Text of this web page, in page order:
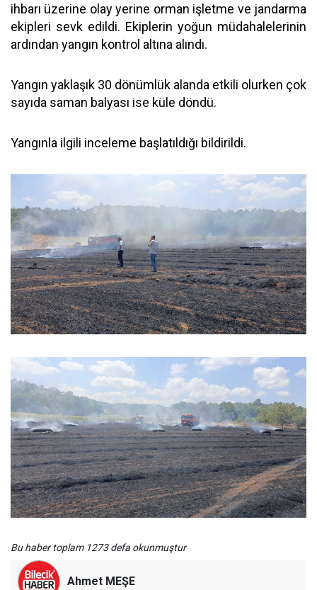
ihbarı üzerine olay yerine orman işletme ve jandarma
ekipleri sevk edildi. Ekiplerin yoğun müdahalelerinin
ardından yangın kontrol altına alındı.
Yangın yaklaşık 30 dönümlük alanda etkili olurken çok
sayıda saman balyası ise küle döndü.
Yangınla ilgili inceleme başlatıldığı bildirildi.
Bu haber toplam 1273 defa okunmuştur
Ahmet MEŞE